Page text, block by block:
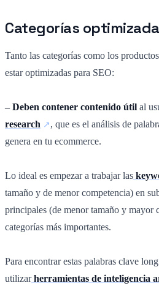
Categorías
Tanto las categorías como los
estar optimizadas para SEO:
– Deben contener contenido útil al
research
, que es el análisis de
genera en tu ecommerce.
Lo ideal es empezar a trabajar las
tamaño y de menor competencia) en
principales (de menor tamaño y mayor
categorías más importantes.
Para encontrar estas palabras clave
utilizar herramientas de inteligencia